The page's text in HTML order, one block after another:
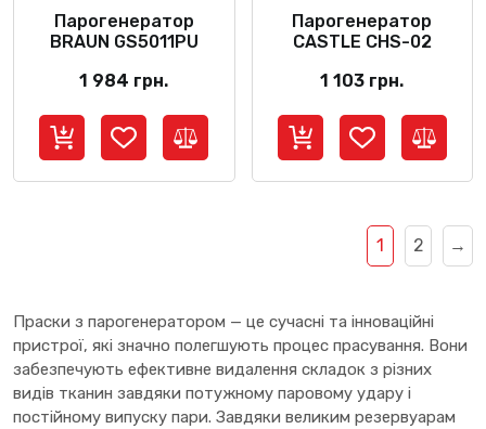
Парогенератор
BRAUN GS5011PU
1 984 грн.
Парогенератор
CASTLE CHS-02
1 103 грн.
1 2 →
Праски з парогенератором — це сучасні та інноваційні
пристрої, які значно полегшують процес прасування. Вони
забезпечують ефективне видалення складок з різних
видів тканин завдяки потужному паровому удару і
постійному випуску пари. Завдяки великим резервуарам